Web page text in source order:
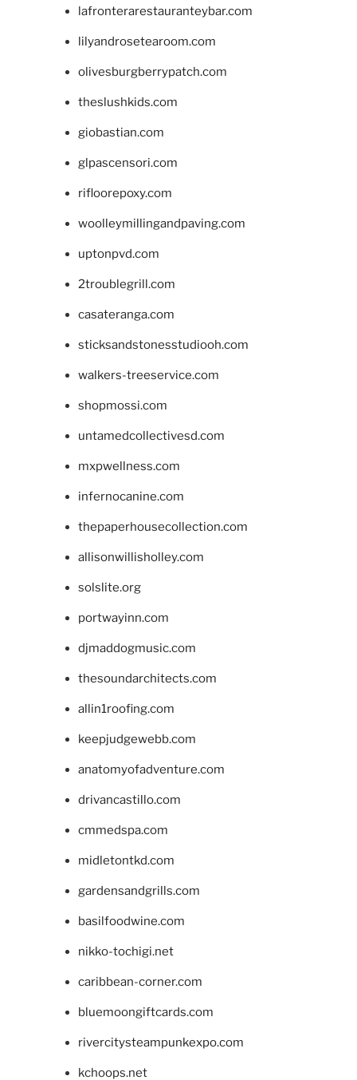
lafronterarestauranteybar.com
lilyandrosetearoom.com
olivesburgberrypatch.com
theslushkids.com
giobastian.com
glpascensori.com
rifloorepoxy.com
woolleymillingandpaving.com
uptonpvd.com
2troublegrill.com
casateranga.com
sticksandstonesstudiooh.com
walkers-treeservice.com
shopmossi.com
untamedcollectivesd.com
mxpwellness.com
infernocanine.com
thepaperhousecollection.com
allisonwillisholley.com
solslite.org
portwayinn.com
djmaddogmusic.com
thesoundarchitects.com
allin1roofing.com
keepjudgewebb.com
anatomyofadventure.com
drivancastillo.com
cmmedspa.com
midletontkd.com
gardensandgrills.com
basilfoodwine.com
nikko-tochigi.net
caribbean-corner.com
bluemoongiftcards.com
rivercitysteampunkexpo.com
kchoops.net